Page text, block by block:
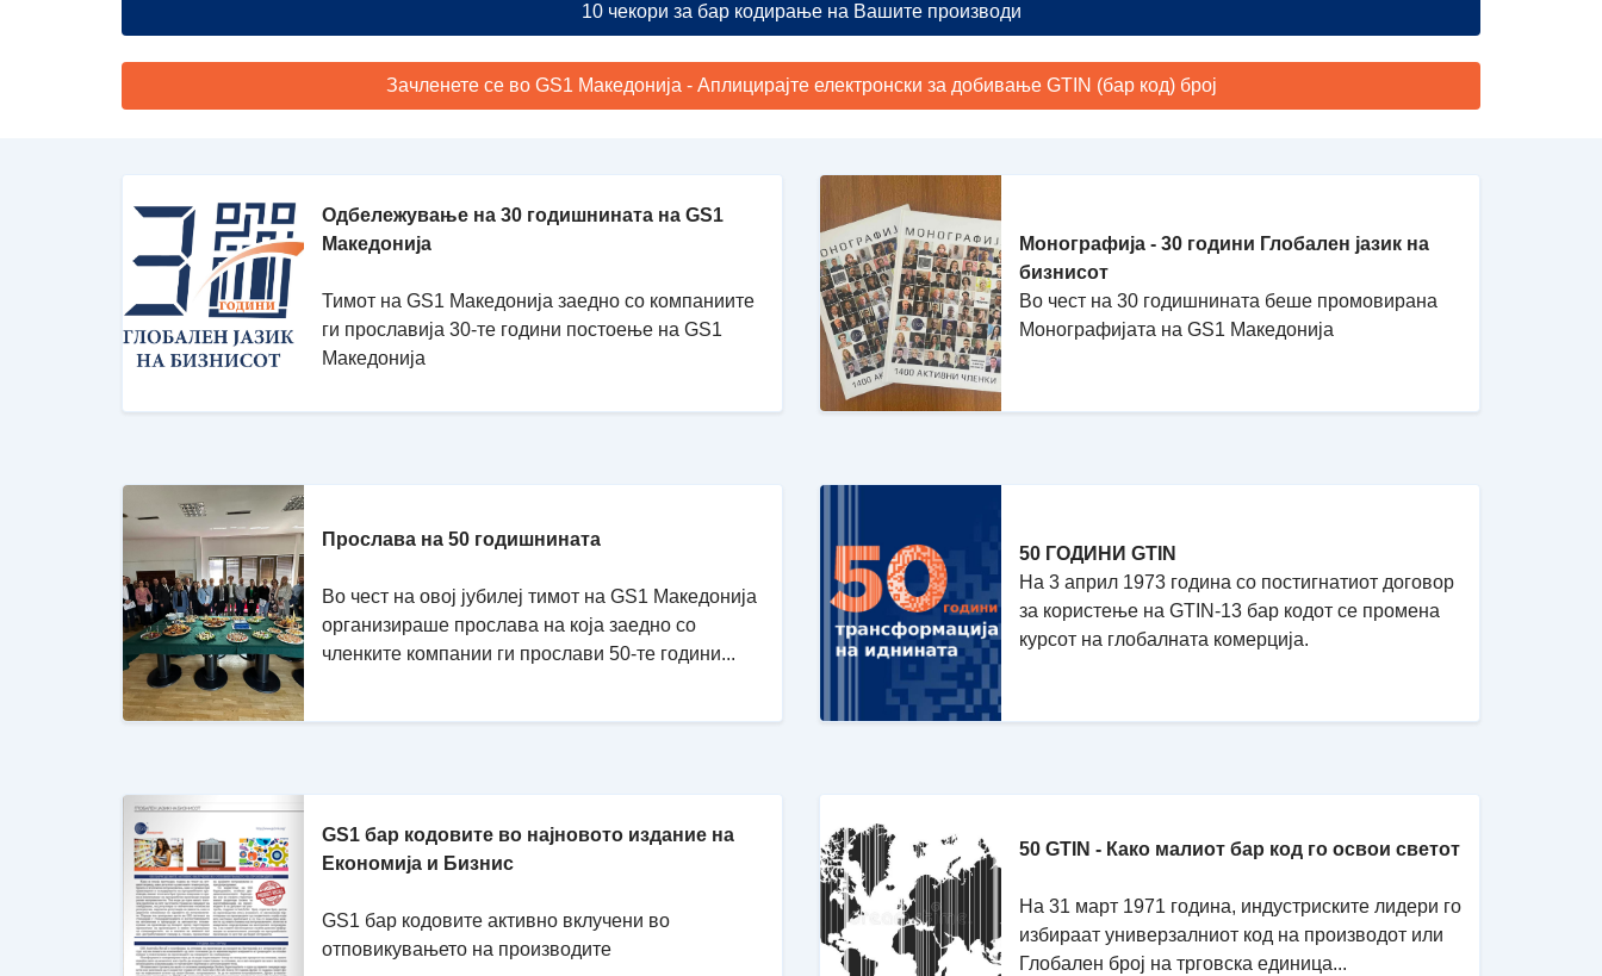
10 чекори за бар кодирање на Вашите производи
Зачленете се во GS1 Македонија - Аплицирајте електронски за добивање GTIN (бар код) број
Одбележување на 30 годишнината на GS1
Македонија
Тимот на GS1 Македонија заедно со компаниите
ги прославија 30-те години постоење на GS1
Македонија
Монографија - 30 години Глобален јазик на
бизнисот
Во чест на 30 годишнината беше промовирана
Монографијата на GS1 Македонија
Прослава на 50 годишнината
Во чест на овој јубилеј тимот на GS1 Македонија
организираше прослава на која заедно со
членките компании ги прослави 50-те години...
50 ГОДИНИ GTIN
На 3 април 1973 година со постигнатиот договор
за користење на GTIN-13 бар кодот се промена
курсот на глобалната комерција.
GS1 бар кодовите во најновото издание на
Економија и Бизнис
GS1 бар кодовите активно вклучени во
отповикувањето на производите
50 GTIN - Како малиот бар код го освои светот
На 31 март 1971 година, индустриските лидери го
избираат универзалниот код на производот или
Глобален број на трговска единица...